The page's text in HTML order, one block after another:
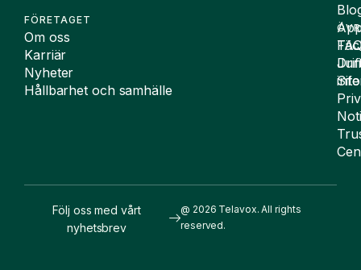
FÖRETAGET
Om oss
Karriär
Nyheter
Hållbarhet och samhälle
@ 2026 Telavox. All rights
reserved.
Följ oss med vårt
nyhetsbrev